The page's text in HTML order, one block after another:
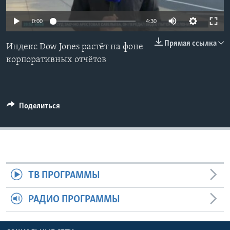
Learning English
СОЦИАЛЬНЫЕ СЕТИ
0:00 4:30
Прямая ссылка
Индекс Dow Jones растёт на фоне
корпоративных отчётов
Поделиться
ТВ ПРОГРАММЫ
РАДИО ПРОГРАММЫ